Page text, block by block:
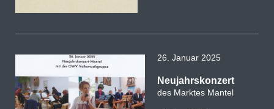
26. Januar 2025
Neujahrskonzert
des Marktes Mantel